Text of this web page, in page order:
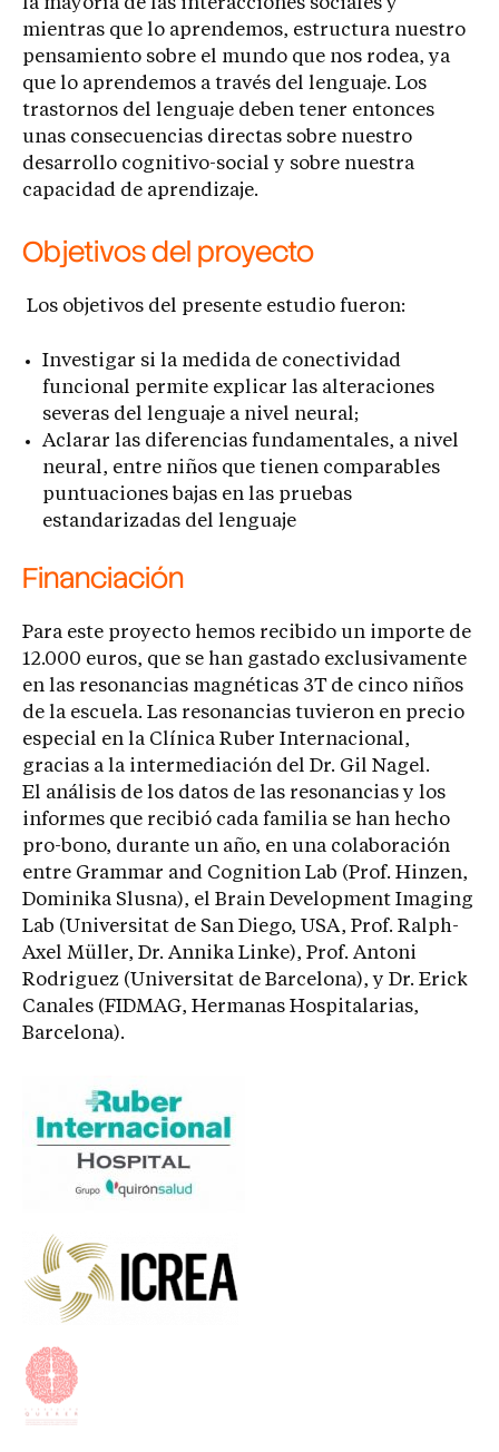
la mayoría de las interacciones sociales y
mientras que lo aprendemos, estructura nuestro
pensamiento sobre el mundo que nos rodea, ya
que lo aprendemos a través del lenguaje. Los
trastornos del lenguaje deben tener entonces
unas consecuencias directas sobre nuestro
desarrollo cognitivo-social y sobre nuestra
capacidad de aprendizaje.
Objetivos del proyecto
Los objetivos del presente estudio fueron:
Investigar si la medida de conectividad
funcional permite explicar las alteraciones
severas del lenguaje a nivel neural;
Aclarar las diferencias fundamentales, a nivel
neural, entre niños que tienen comparables
puntuaciones bajas en las pruebas
estandarizadas del lenguaje
Financiación
Para este proyecto hemos recibido un importe de
12.000 euros, que se han gastado exclusivamente
en las resonancias magnéticas 3T de cinco niños
de la escuela. Las resonancias tuvieron en precio
especial en la Clínica Ruber Internacional,
gracias a la intermediación del Dr. Gil Nagel.
El análisis de los datos de las resonancias y los
informes que recibió cada familia se han hecho
pro-bono, durante un año, en una colaboración
entre Grammar and Cognition Lab (Prof. Hinzen,
Dominika Slusna), el Brain Development Imaging
Lab (Universitat de San Diego, USA, Prof. Ralph-
Axel Müller, Dr. Annika Linke), Prof. Antoni
Rodriguez (Universitat de Barcelona), y Dr. Erick
Canales (FIDMAG, Hermanas Hospitalarias,
Barcelona).